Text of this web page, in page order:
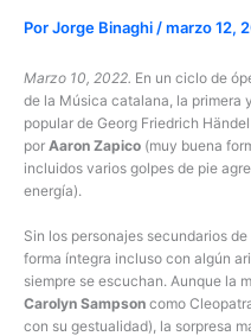
PorJorge Binaghi /marzo 12,
Marzo 10, 2022. En un ciclo de
de la Música catalana, la primera
popular de Georg Friedrich
por Aaron Zapico (muy buena
incluidos varios golpes de pie
energía).
Sin los personajes secundarios
forma íntegra incluso con algún
siempre se escuchan. Aunque la
Carolyn Sampson como
con su gestualidad), la sorpresa